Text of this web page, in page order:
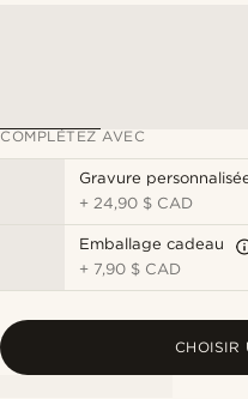
COMPLÉTEZ AVEC
Gravure
+24,90 $ CAD
Emballage cadeau
+ 7,90 $ CAD
CHOISIR